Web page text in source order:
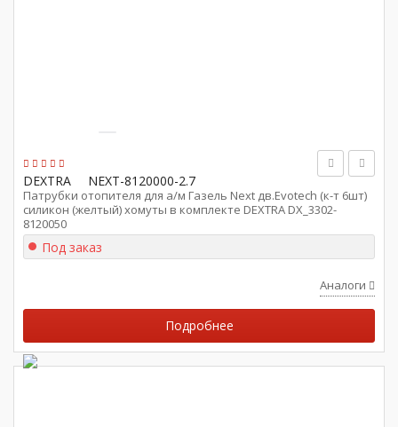
DEXTRA NEXT-8120000-2.7
Патрубки отопителя для а/м Газель Next дв.Evotech (к-т 6шт)
силикон (желтый) хомуты в комплекте DEXTRA DX_3302-
8120050
Под заказ
Аналоги
Подробнее